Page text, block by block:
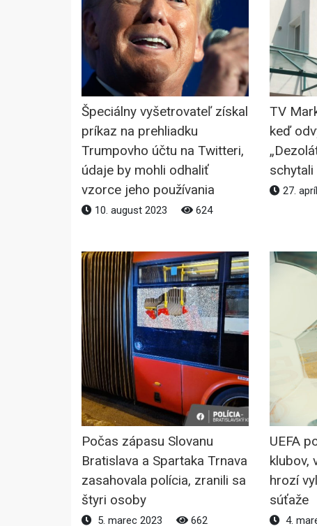
Špeciálny vyšetrovateľ získal
príkaz na prehliadku
Trumpovho účtu na Twitteri,
údaje by mohli odhaliť
vzorce jeho používania
10. august 2023 624
TV
keď
27.
Počas zápasu Slovanu
Bratislava a Spartaka Trnava
zasahovala polícia, zranili sa
štyri osoby
5. marec 2023 662
UEFA
klubov,
hrozí
súťaže
4.